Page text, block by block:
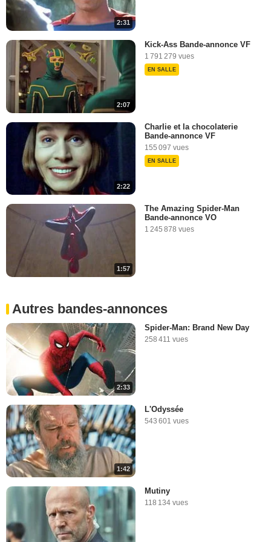
2:31
2:07
Kick-Ass Bande-annonce VF
1 791 279 vues
EN SALLE
2:22
Charlie et la chocolaterie
Bande-annonce VF
155 097 vues
EN SALLE
1:57
The Amazing Spider-Man
Bande-annonce VO
1 245 878 vues
Autres bandes-annonces
2:33
Spider-Man: Brand New Day
258 411 vues
1:42
L'Odyssée
543 601 vues
Mutiny
118 134 vues